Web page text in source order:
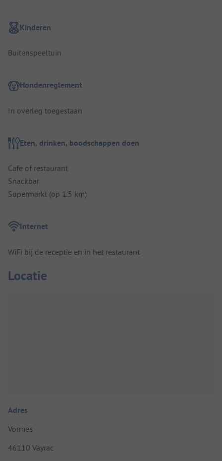
Kinderen
Buitenspeeltuin
Hondenreglement
In overleg toegestaan
Eten, drinken, boodschappen doen
Cafe of restaurant
Snackbar
Supermarkt (op 1.5 km)
Internet
WiFi bij de receptie en in het restaurant
Locatie
Adres
Vormes
46110 Vayrac